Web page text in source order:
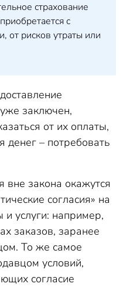
страхование
с
от рисков утраты или
заключен,
от их оплаты,
денег – потребовать
вне закона окажутся
согласия» на
услуги: например,
заказов, заранее
То же самое
условий,
согласие